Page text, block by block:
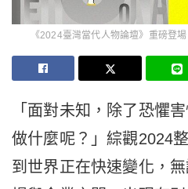
《2024臺灣當代人物論壇》重磅登
「面對未知，除了恐懼
做什麼呢？」綜觀2024
到世界正在快速變化，